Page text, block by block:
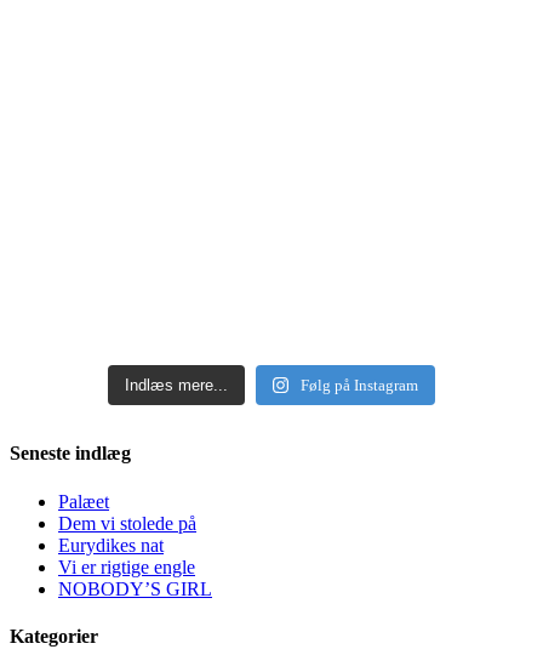
Indlæs mere... Følg på Instagram
Seneste indlæg
Palæet
Dem vi stolede på
Eurydikes nat
Vi er rigtige engle
NOBODY’S GIRL
Kategorier